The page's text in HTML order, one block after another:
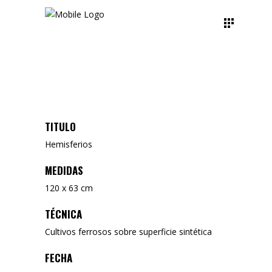
TITULO
Hemisferios
MEDIDAS
120 x 63 cm
TÉCNICA
Cultivos ferrosos sobre superficie sintética
FECHA